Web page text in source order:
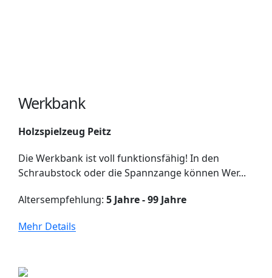
Werkbank
Holzspielzeug Peitz
Die Werkbank ist voll funktionsfähig! In den
Schraubstock oder die Spannzange können Wer...
Altersempfehlung: 5 Jahre - 99 Jahre
Mehr Details